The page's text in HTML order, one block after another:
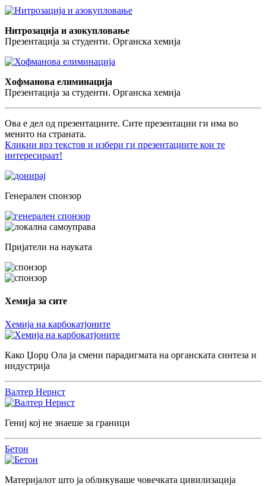
Нитрозација и азокупловање
Презентација за студенти. Органска хемија
Хофманова елиминација
Презентација за студенти. Органска хемија
Ова е дел од презентациите. Сите презентации ги има во
менито на страната.
Кликни врз текстов и избери ги презентациите кои те
интересираат!
Генерален спонзор
Пријатели на науката
Хемија за сите
Хемија на карбокатјоните
Како Џорџ Ола ја смени парадигмата на органската синтеза и
индустрија
Валтер Нернст
Гениј кој не знаеше за граници
Бетон
Материјалот што ја обликуваше човечката цивилизација